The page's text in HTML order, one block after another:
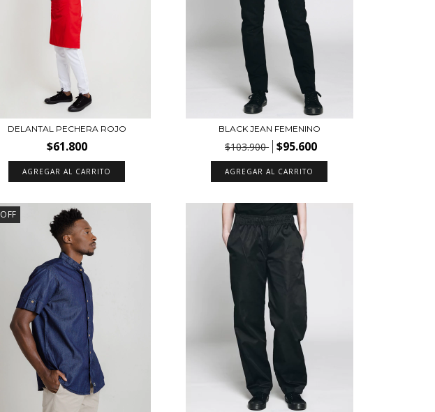
DELANTAL PECHERA ROJO
$61.800
AGREGAR AL CARRITO
BLACK JEAN FEMENINO
$103.900 $95.600
AGREGAR AL CARRITO
OFF